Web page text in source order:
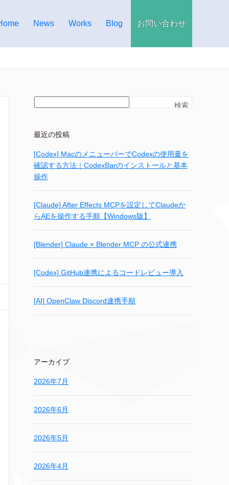
News Works Blog お問い合わせ
検索
最近の投稿
[Codex] MacのメニューバーでCodexの使用量を
確認する方法｜CodexBarのインストールと基本
操作
[Claude] After Effects MCPを設定してClaudeか
らAEを操作する手順【Windows版】
[Blender] Claude × Blender MCP の公式連携
[Codex] GitHub連携によるコードレビュー導入
[AI] OpenClaw Discord連携手順
アーカイブ
2026年7月
2026年6月
2026年5月
2026年4月